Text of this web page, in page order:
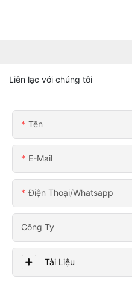
Liên lạc với chúng tôi
Tên
E-Mail
Điện Thoại/whatsapp
Công Ty
Tài Liệu